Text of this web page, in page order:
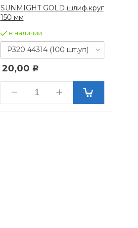
SUNMIGHT GOLD шлиф.круг
150 мм
в наличии
Р320 44314 (100 шт.уп)
20,00 Р